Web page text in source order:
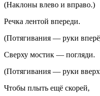
(Наклоны влево и вправо.)
Речка лентой впереди.
(Потягивания — руки
Сверху мостик — погляди.
(Потягивания — руки
Чтобы плыть ещё скорей,